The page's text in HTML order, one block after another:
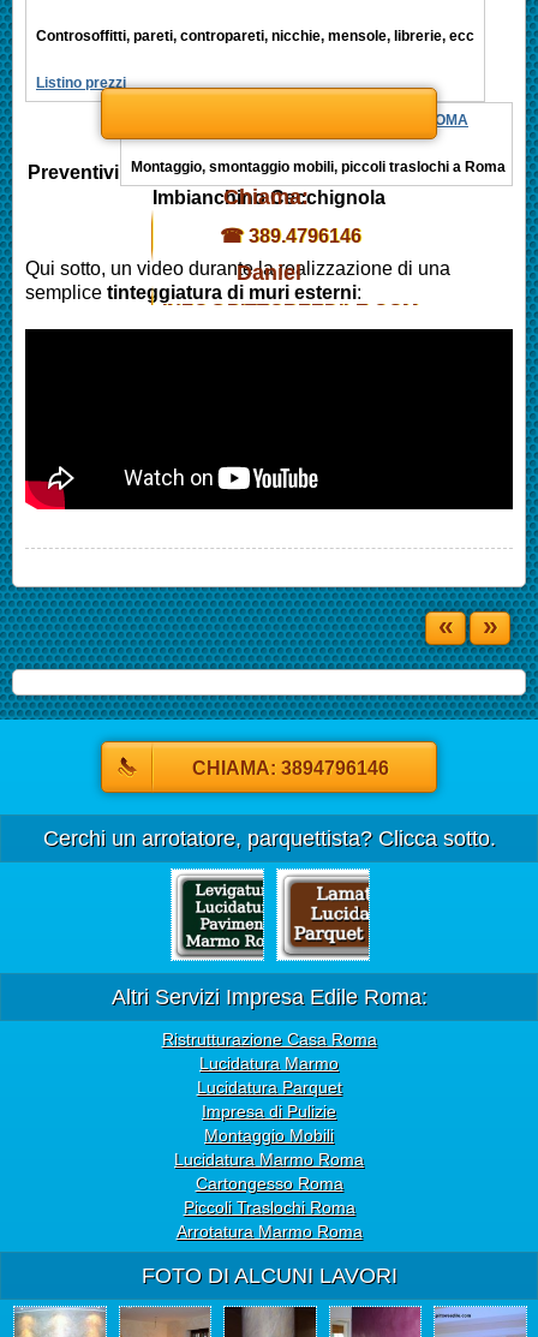
Controsoffitti, pareti, contropareti, nicchie, mensole, librerie, ecc
Listino prezzi
MONTAGGIO MOBILI, PICCOLI TRASLOCHI ROMA
Montaggio, smontaggio mobili, piccoli traslochi a Roma
Chiama:
☎ 389.4796146
Daniel
INFO@PITTOREEDILE.COM
Preventivi
Imbianchino Cecchignola
Qui sotto, un video durante la realizzazione di una
semplice tinteggiatura di muri esterni:
« »
CHIAMA: 3894796146
Cerchi un arrotatore, parquettista? Clicca sotto.
Altri Servizi Impresa Edile Roma:
Ristrutturazione Casa Roma
Lucidatura Marmo
Lucidatura Parquet
Impresa di Pulizie
Montaggio Mobili
Lucidatura Marmo Roma
Cartongesso Roma
Piccoli Traslochi Roma
Arrotatura Marmo Roma
FOTO DI ALCUNI LAVORI